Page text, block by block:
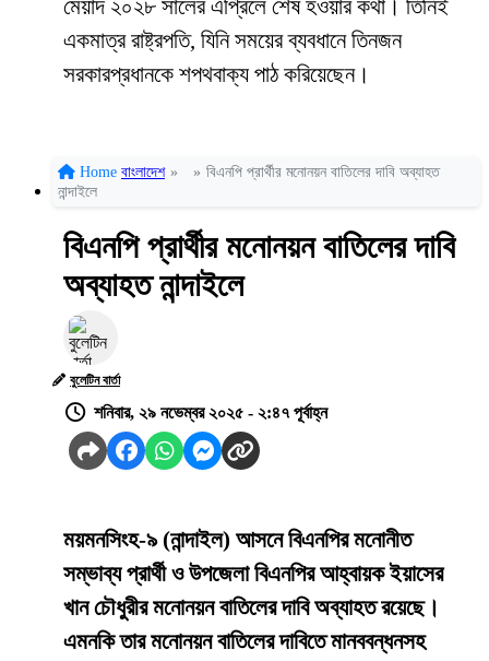
মেয়াদ ২০২৮ সালের এপ্রিলে শেষ হওয়ার কথা। তিনিই
একমাত্র রাষ্ট্রপতি, যিনি সময়ের ব্যবধানে তিনজন
সরকারপ্রধানকে শপথবাক্য পাঠ করিয়েছেন।
Home বাংলাদেশ » » বিএনপি প্রার্থীর মনোনয়ন বাতিলের দাবি অব্যাহত
নান্দাইলে
বিএনপি প্রার্থীর মনোনয়ন বাতিলের দাবি
অব্যাহত নান্দাইলে
বুলেটিন বার্তা
শনিবার, ২৯ নভেম্বর ২০২৫ - ২:৪৭ পূর্বাহ্ন
ময়মনসিংহ-৯ (নান্দাইল) আসনে বিএনপির মনোনীত
সম্ভাব্য প্রার্থী ও উপজেলা বিএনপির আহ্বায়ক ইয়াসের
খান চৌধুরীর মনোনয়ন বাতিলের দাবি অব্যাহত রয়েছে।
এমনকি তার মনোনয়ন বাতিলের দাবিতে মানববন্ধনসহ